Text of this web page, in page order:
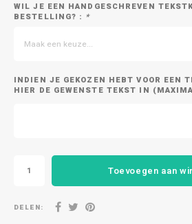
WIL JE EEN HANDGESCHREVEN
BESTELLING? : *
Maak een keuze...
INDIEN JE GEKOZEN HEBT VOOR EEN
HIER DE GEWENSTE TEKST IN
Toevoegen aan
DELEN: